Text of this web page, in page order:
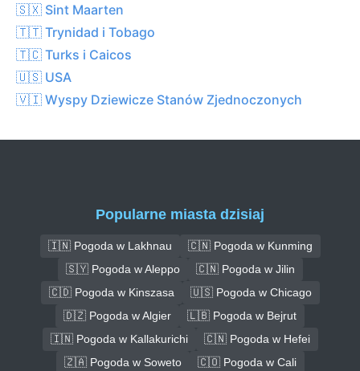
🇸🇽 Sint Maarten
🇹🇹 Trynidad i Tobago
🇹🇨 Turks i Caicos
🇺🇸 USA
🇻🇮 Wyspy Dziewicze Stanów Zjednoczonych
Popularne miasta dzisiaj
🇮🇳 Pogoda w Lakhnau
🇨🇳 Pogoda w Kunming
🇸🇾 Pogoda w Aleppo
🇨🇳 Pogoda w Jilin
🇨🇩 Pogoda w Kinszasa
🇺🇸 Pogoda w Chicago
🇩🇿 Pogoda w Algier
🇱🇧 Pogoda w Bejrut
🇮🇳 Pogoda w Kallakurichi
🇨🇳 Pogoda w Hefei
🇿🇦 Pogoda w Soweto
🇨🇴 Pogoda w Cali